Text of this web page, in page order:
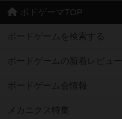
ボドゲーマTOP
ボードゲームを検索する
ボードゲームの新着レビュー
ボードゲーム会情報
メカニクス特集